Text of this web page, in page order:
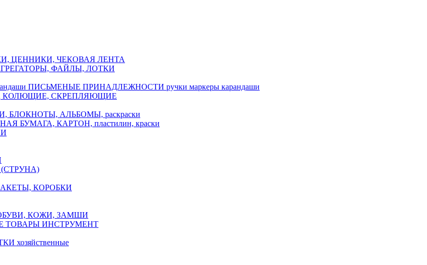
ЦЕННИКИ, ЧЕКОВАЯ ЛЕНТА
ФАЙЛЫ, ЛОТКИ
ПИСЬМЕНЫЕ ПРИНАДЛЕЖНОСТИ ручки маркеры карандаши
КОЛЮЩИЕ, СКРЕПЛЯЮЩИЕ
БЛОКНОТЫ, АЛЬБОМЫ, раскраски
БУМАГА, КАРТОН, пластилин, краски
КОРОБКИ
КОЖИ, ЗАМШИ
ТОВАРЫ ИНСТРУМЕНТ
хозяйственные